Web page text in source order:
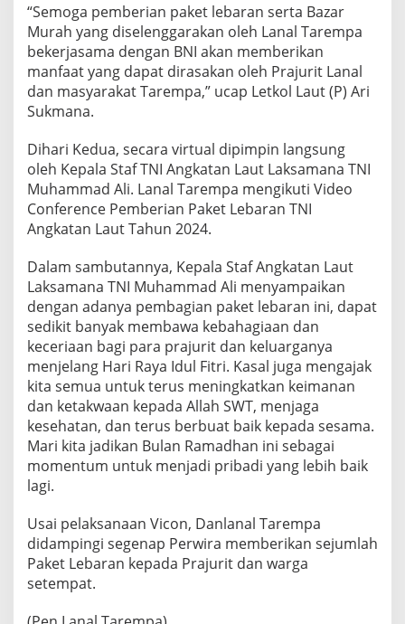
L
a
u
t
T
a
n
2
0
2
4
“Semoga pemberian paket lebaran serta Bazar
Murah yang diselenggarakan oleh Lanal Tarempa
bekerjasama dengan BNI akan memberikan
manfaat yang dapat dirasakan oleh Prajurit Lanal
dan masyarakat Tarempa,” ucap Letkol Laut (P) Ari
Sukmana.
Dihari Kedua, secara virtual dipimpin langsung
oleh Kepala Staf TNI Angkatan Laut Laksamana TNI
Muhammad Ali. Lanal Tarempa mengikuti Video
Conference Pemberian Paket Lebaran TNI
Angkatan Laut Tahun 2024.
Dalam sambutannya, Kepala Staf Angkatan Laut
Laksamana TNI Muhammad Ali menyampaikan
dengan adanya pembagian paket lebaran ini, dapat
sedikit banyak membawa kebahagiaan dan
keceriaan bagi para prajurit dan keluarganya
menjelang Hari Raya Idul Fitri. Kasal juga mengajak
kita semua untuk terus meningkatkan keimanan
dan ketakwaan kepada Allah SWT, menjaga
kesehatan, dan terus berbuat baik kepada sesama.
Mari kita jadikan Bulan Ramadhan ini sebagai
momentum untuk menjadi pribadi yang lebih baik
lagi.
Usai pelaksanaan Vicon, Danlanal Tarempa
didampingi segenap Perwira memberikan sejumlah
Paket Lebaran kepada Prajurit dan warga
setempat.